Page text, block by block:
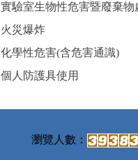
實驗室生物性危害暨廢棄物
火災爆炸
化學性危害(含危害通識)
個人防護具使用